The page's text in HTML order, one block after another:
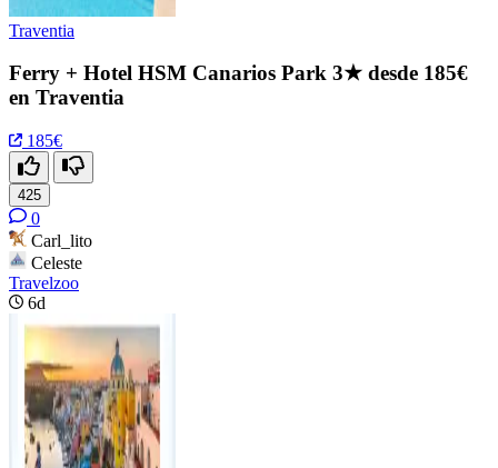
Traventia
Ferry + Hotel HSM Canarios Park 3★ desde 185€
en Traventia
185€
425
0
Carl_lito
Celeste
Travelzoo
6d